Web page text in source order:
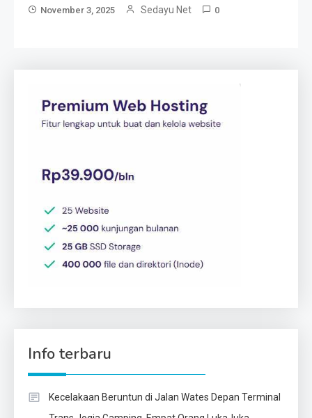
November 3, 2025 Sedayu Net 0
Info terbaru
Kecelakaan Beruntun di Jalan Wates Depan Terminal